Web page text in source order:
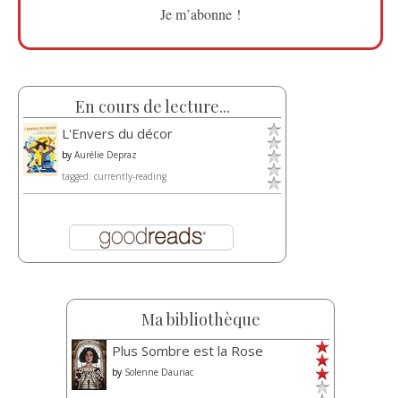
En cours de lecture...
L'Envers du décor
by Aurélie Depraz
tagged: currently-reading
Ma bibliothèque
Plus Sombre est la Rose
by Solenne Dauriac